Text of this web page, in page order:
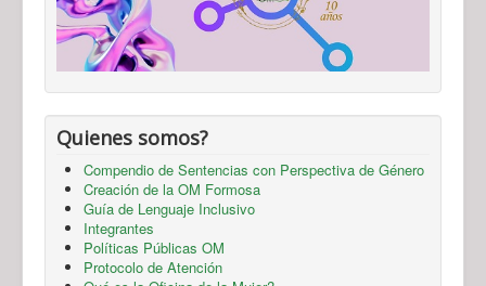
Quienes somos?
Compendio de Sentencias con Perspectiva de Género
Creación de la OM Formosa
Guía de Lenguaje Inclusivo
Integrantes
Políticas Públicas OM
Protocolo de Atención